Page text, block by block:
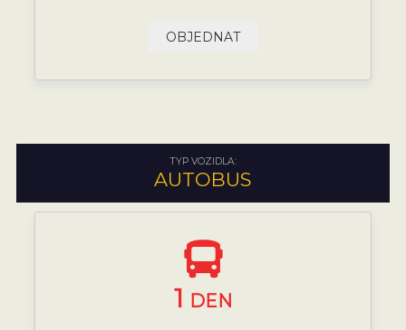
OBJEDNAT
TYP VOZIDLA:
AUTOBUS
1 DEN